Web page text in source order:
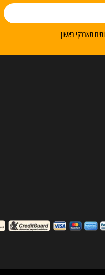
מארנקי ראשון